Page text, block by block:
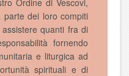
Ordine di Vescovi,
dei loro compiti
quanti fra di
fornendo
e liturgica ad
spirituali e di